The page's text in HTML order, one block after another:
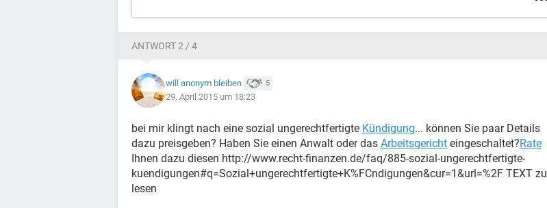
ANTWORT 2 / 4
will anonym bleiben 5
29. April 2015 um 18:23
bei mir klingt nach eine sozial ungerechtfertigte Kündigung... können Sie paar Details
dazu preisgeben? Haben Sie einen Anwalt oder das Arbeitsgericht eingeschaltet?Rate
Ihnen dazu diesen http://www.recht-finanzen.de/faq/885-sozial-ungerechtfertigte-
kuendigungen#q=Sozial+ungerechtfertigte+K%FCndigungen&cur=1&url=%2F TEXT zu
lesen